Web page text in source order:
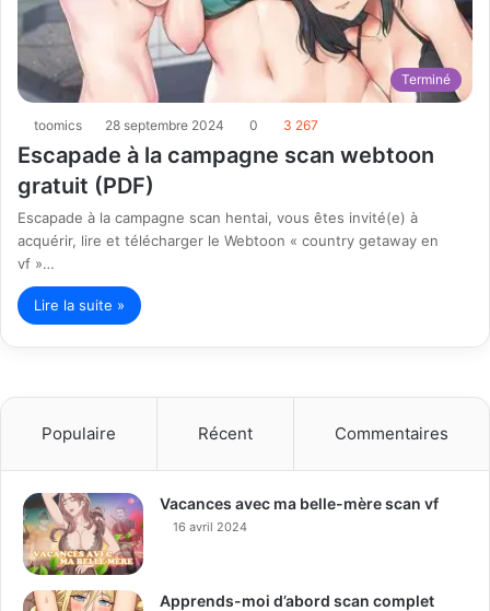
Terminé
toomics 28 septembre 2024 0 3 267
Escapade à la campagne scan webtoon
gratuit (PDF)
Escapade à la campagne scan hentai, vous êtes invité(e) à
acquérir, lire et télécharger le Webtoon « country getaway en
vf »…
Lire la suite »
Populaire Récent Commentaires
Vacances avec ma belle-mère scan vf
16 avril 2024
Apprends-moi d’abord scan complet